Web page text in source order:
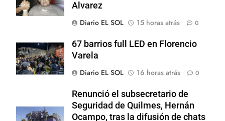
Alvarez
Diario EL SOL
15 horas atrás 0
67 barrios full LED en Florencio
Varela
Diario EL SOL
16 horas atrás 0
Renunció el subsecretario de
Seguridad de Quilmes, Hernán
Ocampo, tras la difusión de chats